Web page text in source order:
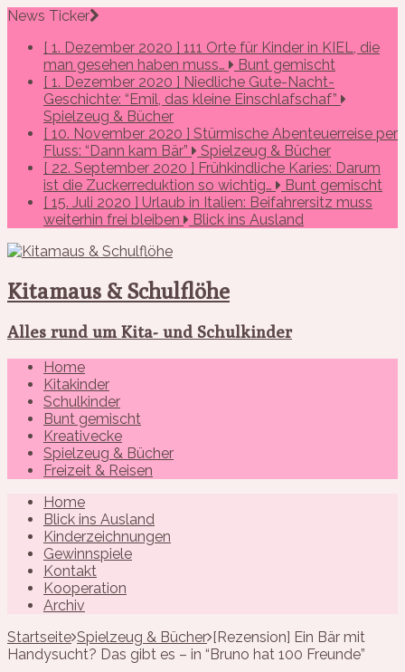
News Ticker
[ 1. Dezember 2020 ] 111 Orte für Kinder in KIEL, die
man gesehen haben muss…
Bunt gemischt
[ 1. Dezember 2020 ] Niedliche Gute-Nacht-
Geschichte: “Emil, das kleine Einschlafschaf”
Spielzeug & Bücher
[ 10. November 2020 ] Stürmische Abenteuerreise per
Fluss: “Dann kam Bär”
Spielzeug & Bücher
[ 22. September 2020 ] Frühkindliche Karies: Darum
ist die Zuckerreduktion so wichtig…
Bunt gemischt
[ 15. Juli 2020 ] Urlaub in Italien: Beifahrersitz muss
weiterhin frei bleiben
Blick ins Ausland
Kitamaus & Schulflöhe
Alles rund um Kita- und Schulkinder
Home
Kitakinder
Schulkinder
Bunt gemischt
Kreativecke
Spielzeug & Bücher
Freizeit & Reisen
Home
Blick ins Ausland
Kinderzeichnungen
Gewinnspiele
Kontakt
Kooperation
Archiv
Startseite Spielzeug & Bücher [Rezension] Ein Bär mit
Handysucht? Das gibt es – in “Bruno hat 100 Freunde”